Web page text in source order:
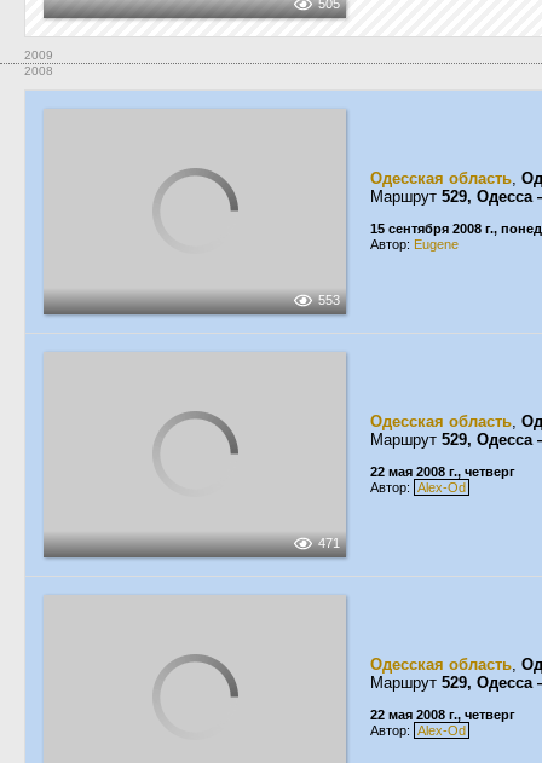
505
2009
2008
553
Одесская область,
Маршрут 529,
15 сентября 2008 г.,
Автор: Eugene
471
Одесская область,
Маршрут 529,
22 мая 2008 г., четверг
Автор: Alex-Od
Одесская область,
Маршрут 529,
22 мая 2008 г., четверг
Автор: Alex-Od